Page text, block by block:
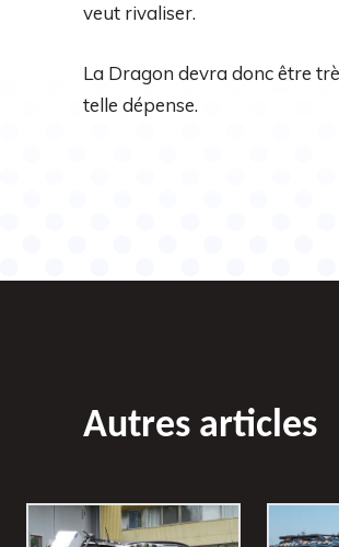
veut rivaliser.
La Dragon devra donc être
telle dépense.
Autres articles